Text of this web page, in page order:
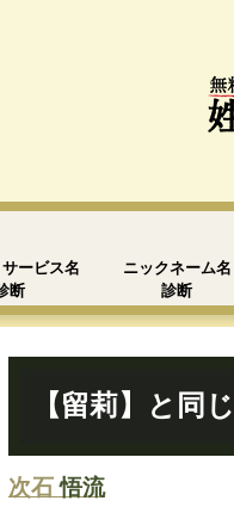
ービス名
断
ニックネーム名
診断
【留莉】と同
次石悟流